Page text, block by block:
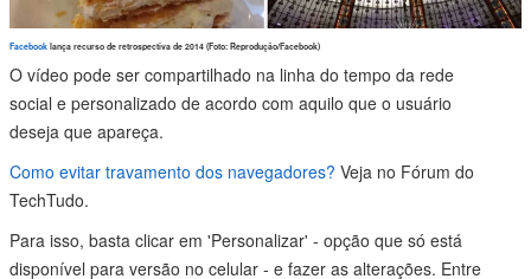
Facebook lança recurso de retrospectiva de 2014 (Foto: Reprodução/Facebook)
O vídeo pode ser compartilhado na linha do tempo da rede
social e personalizado de acordo com aquilo que o usuário
deseja que apareça.
Como evitar travamento dos navegadores? Veja no Fórum do
TechTudo.
Para isso, basta clicar em 'Personalizar' - opção que só está
disponível para versão no celular - e fazer as alterações. Entre